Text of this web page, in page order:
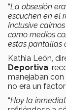
“La obsesión
escuchen en el
Inclusive
como medios
estas pantallas
Kathia León,
Deportiva,
manejaban
no era un
“Hoy la